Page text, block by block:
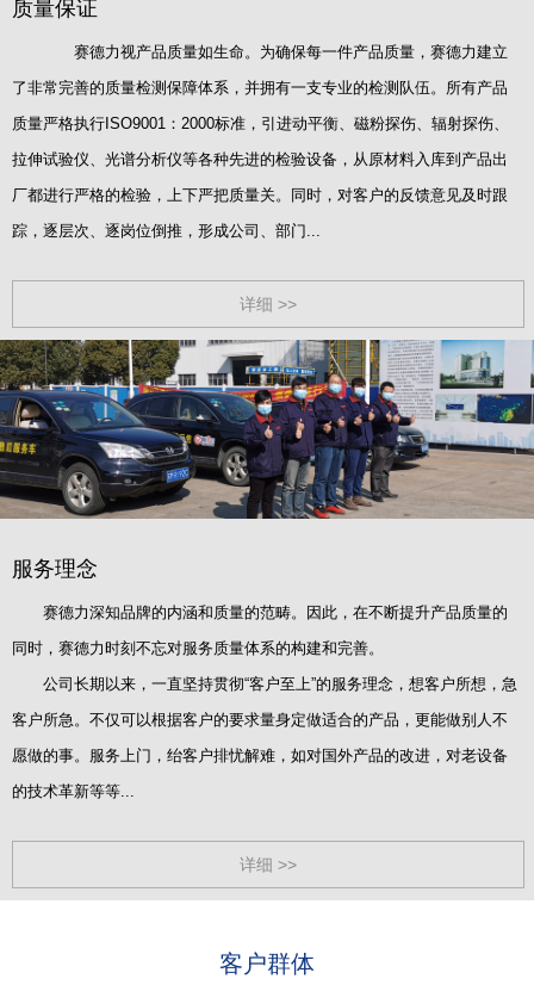
质量保证
赛德力视产品质量如生命。为确保每一件产品质量，赛德力建立
了非常完善的质量检测保障体系，并拥有一支专业的检测队伍。所有产品
质量严格执行ISO9001：2000标准，引进动平衡、磁粉探伤、辐射探伤、
拉伸试验仪、光谱分析仪等各种先进的检验设备，从原材料入库到产品出
厂都进行严格的检验，上下严把质量关。同时，对客户的反馈意见及时跟
踪，逐层次、逐岗位倒推，形成公司、部门...
详细 >>
服务理念
赛德力深知品牌的内涵和质量的范畴。因此，在不断提升产品质量的
同时，赛德力时刻不忘对服务质量体系的构建和完善。
公司长期以来，一直坚持贯彻“客户至上”的服务理念，想客户所想，急
客户所急。不仅可以根据客户的要求量身定做适合的产品，更能做别人不
愿做的事。服务上门，绐客户排忧解难，如对国外产品的改进，对老设备
的技术革新等等...
详细 >>
客户群体